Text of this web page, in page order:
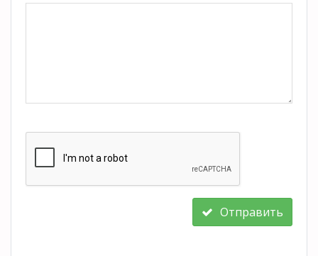
Отправить